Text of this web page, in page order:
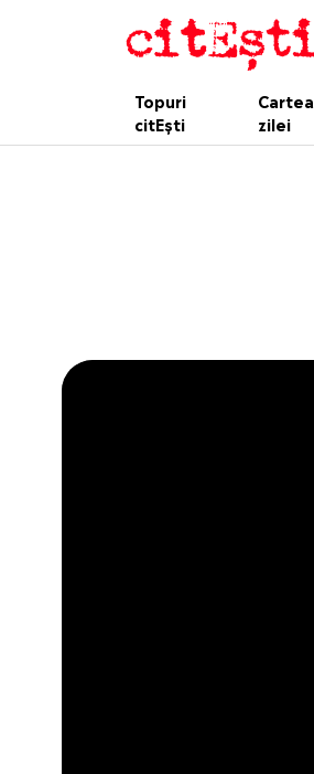
Topuri
citEști
Cartea
zilei
This
is
a